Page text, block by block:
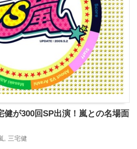
健が300回SP出演！嵐との名場面
, 三宅健